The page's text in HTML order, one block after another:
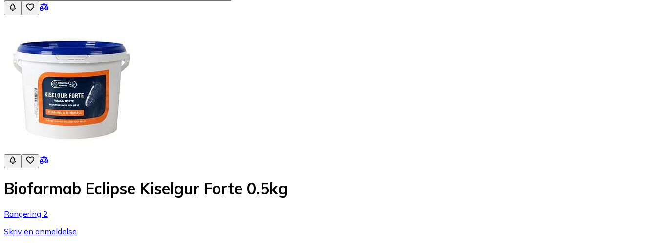
Biofarmab Eclipse Kiselgur Forte 0.5kg
Rangering 2
Skriv en anmeldelse